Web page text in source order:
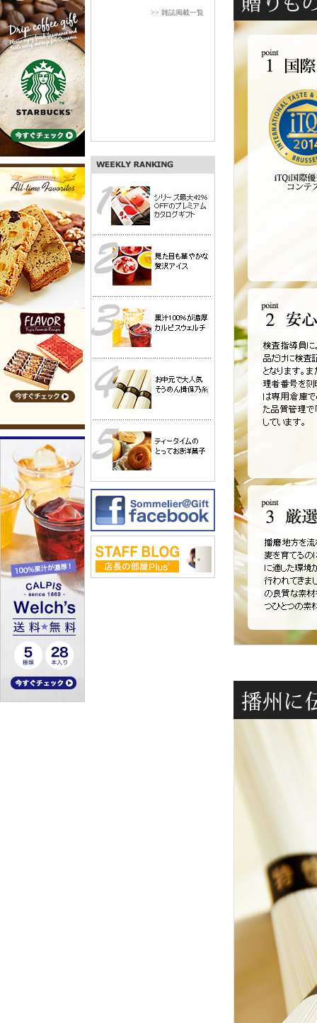
>> 雑誌掲載一覧